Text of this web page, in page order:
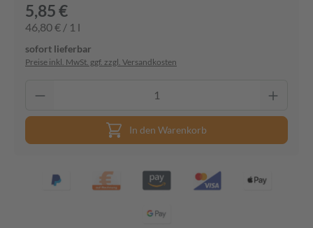
5,85 €
46,80 € / 1 l
sofort lieferbar
Preise inkl. MwSt. ggf. zzgl. Versandkosten
In den Warenkorb